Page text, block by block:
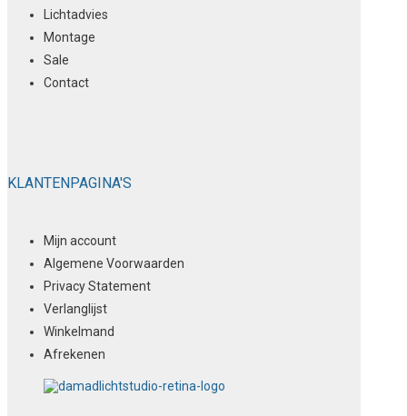
Lichtadvies
Montage
Sale
Contact
KLANTENPAGINA'S
Mijn account
Algemene Voorwaarden
Privacy Statement
Verlanglijst
Winkelmand
Afrekenen